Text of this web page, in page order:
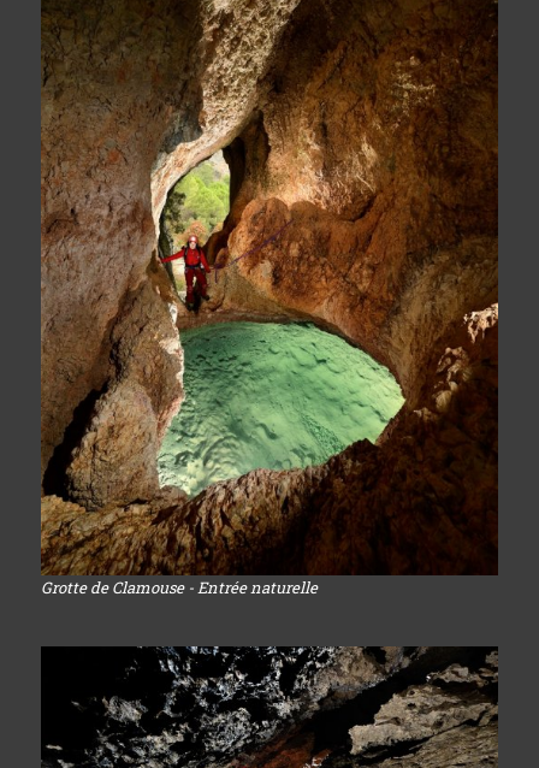
Grotte de Clamouse - Entrée naturelle